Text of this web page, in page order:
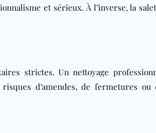
et sérieux. À l’inverse, la
strictes. Un nettoyage
d’amendes, de fermetures ou